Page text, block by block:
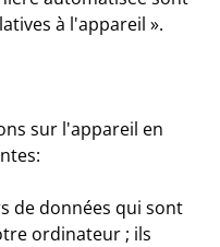
à l'appareil ».
sur l'appareil en
de données qui sont
ordinateur ; ils